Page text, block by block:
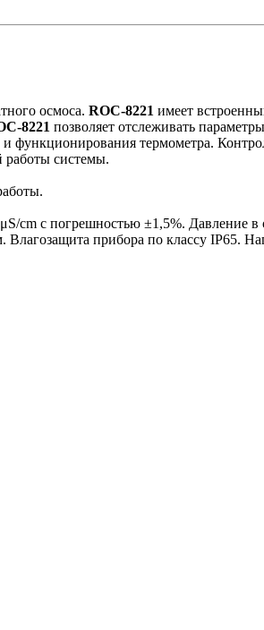
осмоса. ROC-8221 имеет
8221 позволяет отслеживать
функционирования термометра.
работы системы.
cm с погрешностью ±1,5%. Давление
прибора по классу IP65.